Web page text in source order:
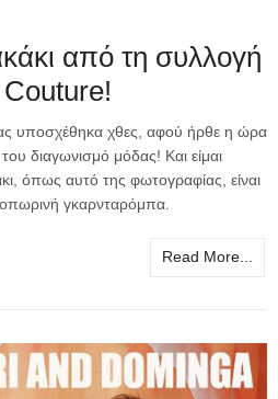
από τη συλλογή
υποσχέθηκα χθες, αφού ήρθε η ώρα
διαγωνισμό μόδας! Και είμαι
όπως αυτό της φωτογραφίας, είναι
γκαρνταρόμπα.
Read More...